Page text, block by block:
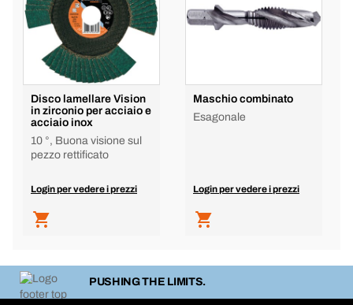
Disco lamellare Vision
in zirconio per acciaio e
acciaio inox
10 °, Buona visione sul
pezzo rettificato
Login per vedere i prezzi
Maschio combinato
Esagonale
Login per vedere i prezzi
PUSHING THE LIMITS.